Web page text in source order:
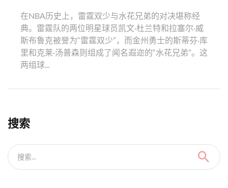
在NBA历史上，雷霆双少与水花兄弟的对决堪称经
典。雷霆队的两位明星球员凯文·杜兰特和拉塞尔·威
斯布鲁克被誉为“雷霆双少”，而金州勇士的斯蒂芬·库
里和克莱·汤普森则组成了闻名遐迩的“水花兄弟”。这
两组球...
搜索
搜索...